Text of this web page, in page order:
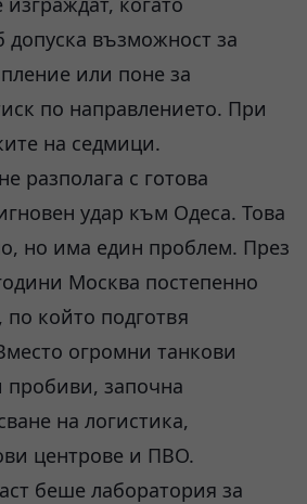
допуска възможност за
или поне за
по направлението. При
на седмици.
разполага с готова
удар към Одеса. Това
но има един проблем. През
Москва постепенно
който подготвя
огромни танкови
започна
на логистика,
центрове и ПВО.
беше лаборатория за